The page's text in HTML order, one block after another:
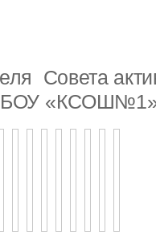
Совета